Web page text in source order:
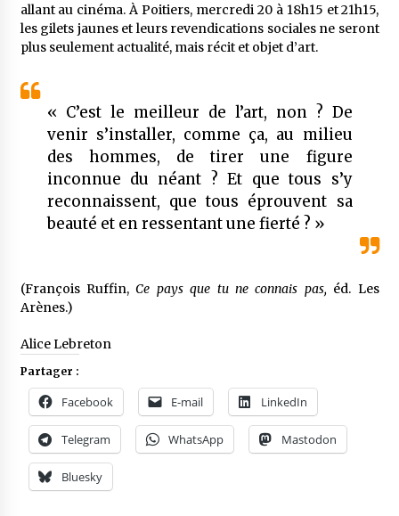
allant au cinéma. À Poitiers, mercredi 20 à 18h15 et 21h15,
les gilets jaunes et leurs revendications sociales ne seront
plus seulement actualité, mais récit et objet d’art.
« C’est le meilleur de l’art, non ? De
venir s’installer, comme ça, au milieu
des hommes, de tirer une figure
inconnue du néant ? Et que tous s’y
reconnaissent, que tous éprouvent sa
beauté et en ressentant une fierté ? »
(François Ruffin,Ce pays que tu ne connais pas, éd. Les
Arènes.)
Alice Lebreton
Partager :
Facebook E-mail LinkedIn
Telegram WhatsApp Mastodon
Bluesky